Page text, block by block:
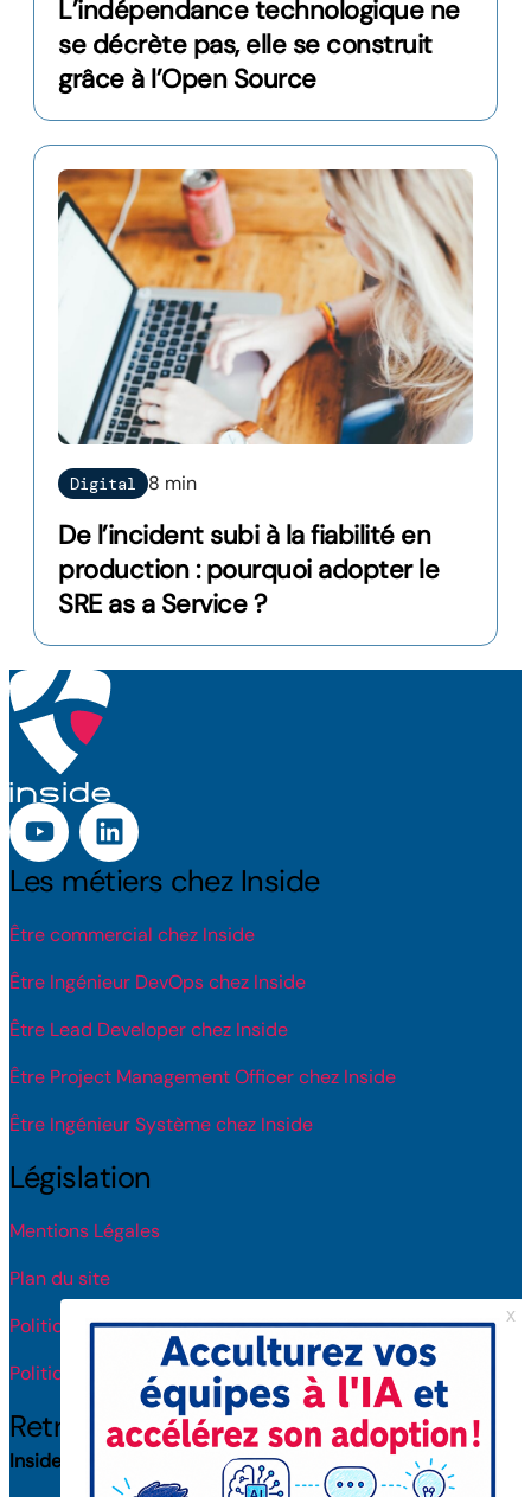
L’indépendance technologique ne
se décrète pas, elle se construit
grâce à l’Open Source
Digital 8 min
De l’incident subi à la fiabilité en
production : pourquoi adopter le
SRE as a Service ?
Les métiers chez Inside
Être commercial chez Inside
Être Ingénieur DevOps chez Inside
Être Lead Developer chez Inside
Être Project Management Officer chez Inside
Être Ingénieur Système chez Inside
Législation
Mentions Légales
Plan du site
Politique de protection des données
Politique de licence IA
Retrouvez-nous
Inside Toulouse (31100) : 8 rue Roger Camboulives